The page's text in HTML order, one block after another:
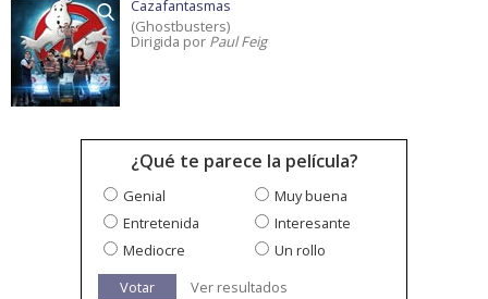
Cazafantasmas
(Ghostbusters)
Dirigida por Paul Feig
¿Qué te parece la película?
Genial
Muy buena
Entretenida
Interesante
Mediocre
Un rollo
Votar
Ver resultados